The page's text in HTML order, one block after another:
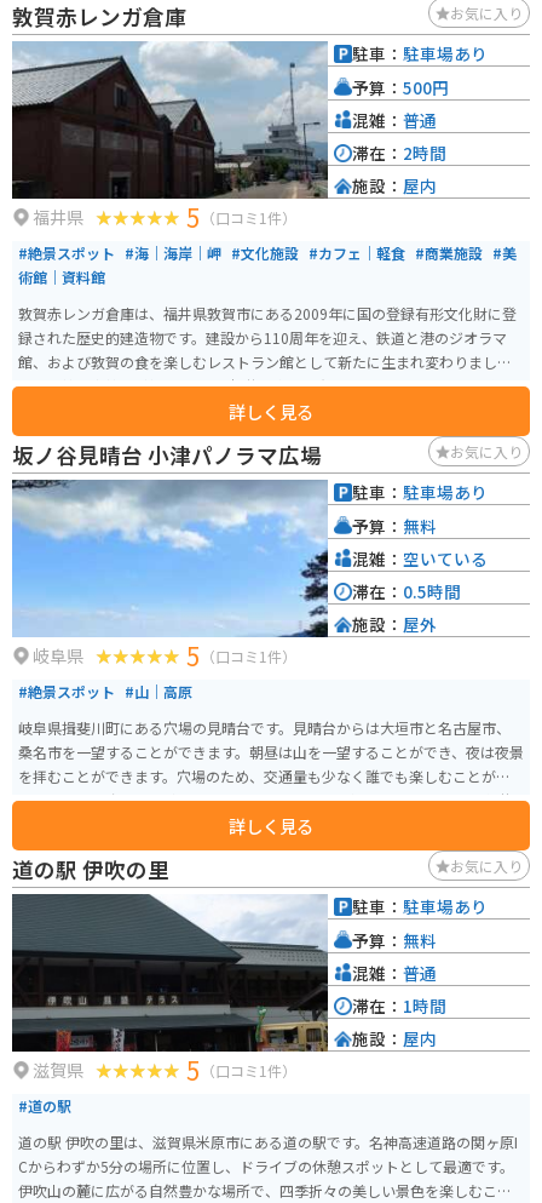
スポットで全国からお参りに来る方が多いです。特に長命水を目的に来る人
が多いです。駐車場も直ぐ近くにありお参りしやすいです。パワースポットが
好きな人にはオススメです。
敦賀赤レンガ倉庫 お気に入り
福井県 5 （口コミ1件）
#絶景スポット #海｜海岸｜岬 #文化施設 #カフェ｜軽食 #商業施設 #美
術館｜資料館
敦賀赤レンガ倉庫は、福井県敦賀市にある2009年に国の登録有形文化財に登
録された歴史的建造物です。建設から110周年を迎え、鉄道と港のジオラマ
館、および敦賀の食を楽しむレストラン館として新たに生まれ変わりまし
た。北棟と南棟の2棟からなり、福井県内でも有数のレンガ建築物として知ら
ストラン館では赤レンガの空間の中で食事を楽しむことができます。周辺
は、港の風と緑を感じられるので、観光にもオススメです。
詳しく見る
駐車： 駐車場あり
予算： 500円
混雑： 普通
滞在： 2時間
施設： 屋内
坂ノ谷見晴台 小津パノラマ広場 お気に入り
岐阜県 5 （口コミ1件）
#絶景スポット #山｜高原
岐阜県揖斐川町にある穴場の見晴台です。見晴台からは大垣市と名古屋市、
桑名市を一望することができます。朝昼は山を一望することができ、夜は夜景
を拝むことができます。穴場のため、交通量も少なく誰でも楽しむことがで
きます。 見晴台までは車またはバイクで行くことができます。幅の狭い舗装
された道路を3km登っていきます。ところどころ落ち葉や落石があるため注
意が必要です。道幅は狭いですが、すれ違う車はめったにいないため、ゆっ
くり登っていくことができます。約20分で到着します。駐車場が砂利になっ
ており、普通車2台分くらいのスペースがあります。斜度が大きいため帰りは
注意して下ってください。
詳しく見る
駐車： 駐車場あり
予算： 無料
混雑： 空いている
滞在： 0.5時間
施設： 屋外
道の駅 伊吹の里 お気に入り
滋賀県 5 （口コミ1件）
#道の駅
道の駅 伊吹の里は、滋賀県米原市にある道の駅です。名神高速道路の関ヶ原I
Cからわずか5分の場所に位置し、ドライブの休憩スポットとして最適です。
伊吹山の麓に広がる自然豊かな場所で、四季折々の美しい景色を楽しむこと
駐車： 駐車場あり
予算： 無料
混雑： 普通
滞在： 1時間
施設： 屋内